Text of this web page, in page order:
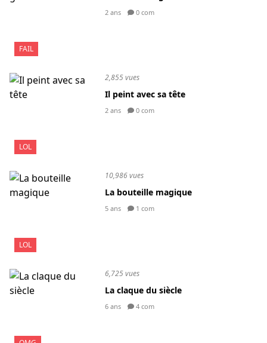
FAIL
2 ans 0 com
LOL
2,855 vues
Il peint avec sa tête
2 ans 0 com
LOL
10,986 vues
La bouteille magique
5 ans 1 com
6,725 vues
La claque du siècle
6 ans 4 com